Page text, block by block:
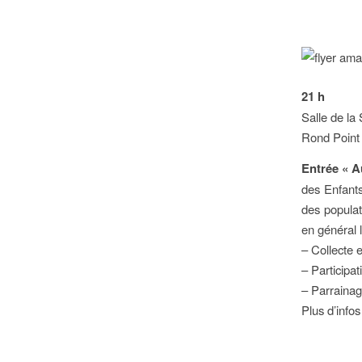
21 h
Salle de la
Rond
Entrée «
des
des
en général
– Collecte
–
–
Plus